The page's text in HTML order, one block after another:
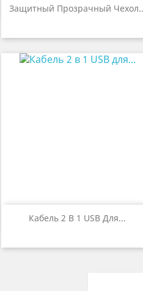
Защитный Прозрачный
 Быстрый просмотр
Кабель 2 В 1 USB Для...
 Быстрый просмотр